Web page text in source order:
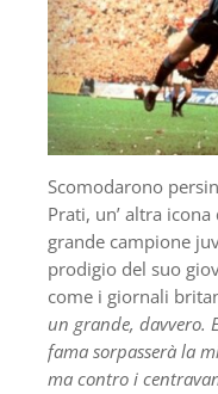
Scomodarono
Prati, un’ altra
grande campione
prodigio del suo
come i giornali
un grande, davvero.
fama sorpasserà la
ma contro i